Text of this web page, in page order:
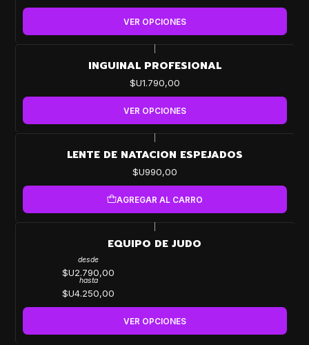
VER OPCIONES
INGUINAL PROFESIONAL
$U1.790,00
VER OPCIONES
LENTE DE NATACION ESPEJADOS
$U990,00
AGREGAR AL CARRO
EQUIPO DE JUDO
desde
$U2.790,00
hasta
$U4.250,00
VER OPCIONES